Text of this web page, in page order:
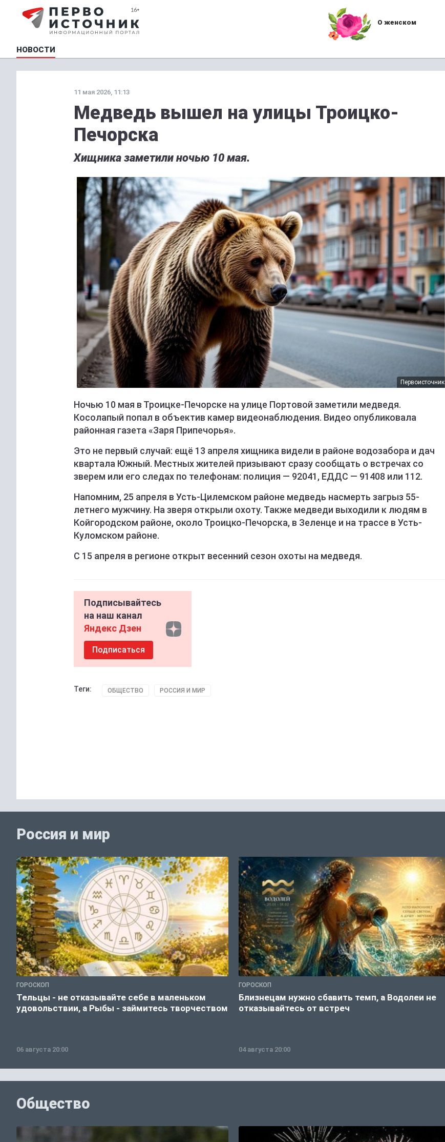
О женском
НОВОСТИ
11 мая 2026, 11:13
Медведь вышел на улицы Троицко-
Печорска
Хищника заметили ночью 10 мая.
Первоисточник
Ночью 10 мая в Троицке-Печорске на улице Портовой заметили медведя.
Косолапый попал в объектив камер видеонаблюдения. Видео опубликовала
районная газета «Заря Припечорья».
Это не первый случай: ещё 13 апреля хищника видели в районе водозабора и дач
квартала Южный. Местных жителей призывают сразу сообщать о встречах со
зверем или его следах по телефонам: полиция — 92041, ЕДДС — 91408 или 112.
Напомним, 25 апреля в Усть-Цилемском районе медведь насмерть загрыз 55-
летнего мужчину. На зверя открыли охоту. Также медведи выходили к людям в
Койгородском районе, около Троицко-Печорска, в Зеленце и на трассе в Усть-
Куломском районе.
С 15 апреля в регионе открыт весенний сезон охоты на медведя.
Подписывайтесь
на наш канал
Яндекс Дзен
Подписаться
Теги: ОБЩЕСТВО РОССИЯ И МИР
Россия и мир
ГОРОСКОП
Тельцы - не отказывайте себе в маленьком
удовольствии, а Рыбы - займитесь творчеством
06 августа 20:00
ГОРОСКОП
Близнецам нужно сбавить темп, а Водолеи не
отказывайтесь от встреч
04 августа 20:00
Общество